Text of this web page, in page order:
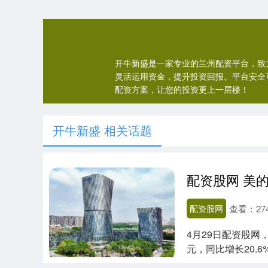
开牛新盛是一家专业的兰州配资平台，
灵活运用资金，提升投资回报。平台安
配资方案，让您的投资更上一层楼！
开牛新盛 相关话题
配资股网 查看：
4月29日配资股网
元，同比增长